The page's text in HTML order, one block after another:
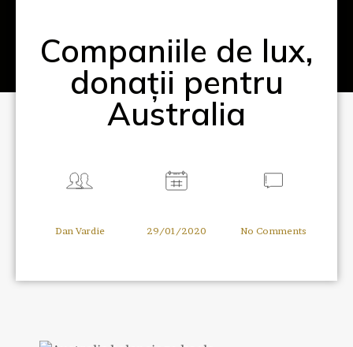
Companiile de lux,
donații pentru
Australia
Dan Vardie 29/01/2020 No Comments